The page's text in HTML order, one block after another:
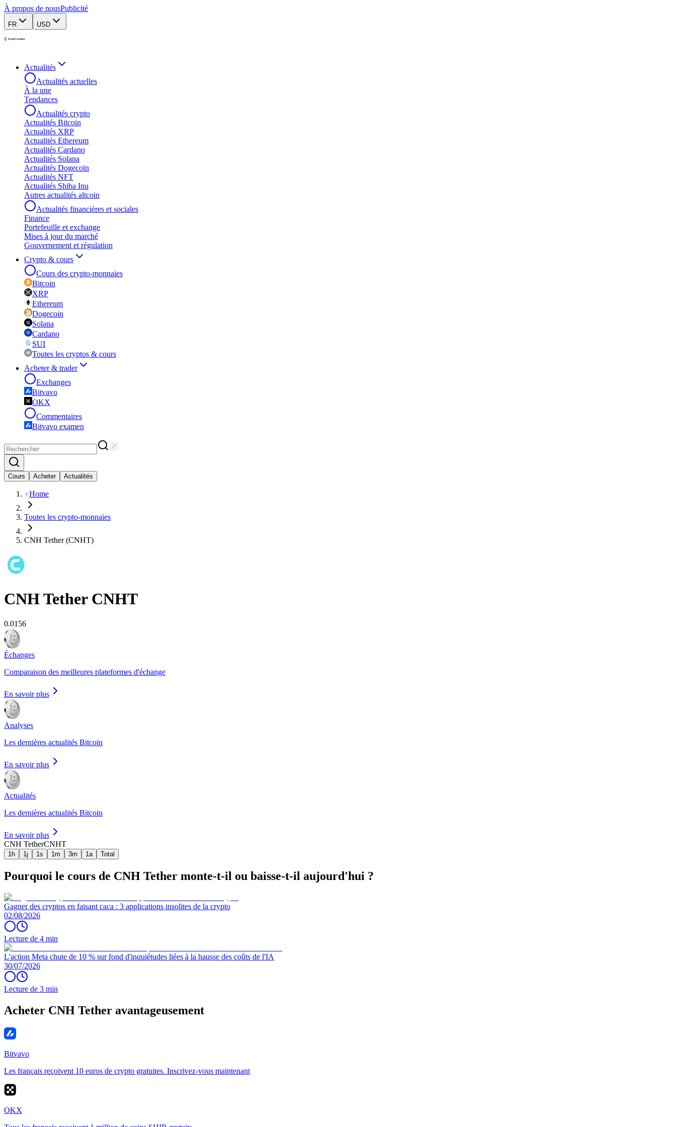
À propos de nousPublicité
FR USD
Actualités
Actualités actuelles
À la une
Tendances
Actualités crypto
Actualités Bitcoin
Actualités XRP
Actualités Ethereum
Actualités Cardano
Actualités Solana
Actualités Dogecoin
Actualités NFT
Actualités Shiba Inu
Autres actualités altcoin
Actualités financières et sociales
Finance
Portefeuille et exchange
Mises à jour du marché
Gouvernement et régulation
Crypto & cours
Cours des crypto-monnaies
Bitcoin
XRP
Ethereum
Dogecoin
Solana
Cardano
SUI
Toutes les cryptos & cours
Acheter & trader
Exchanges
Bitvavo
OKX
Commentaires
Bitvavo examen
Cours Acheter Actualités
Home
Toutes les crypto-monnaies
CNH Tether (CNHT)
CNH Tether CNHT
0.0156
Échanges
Comparaison des meilleures plateformes d'échange
En savoir plus
Analyses
Les dernières actualités Bitcoin
En savoir plus
Actualités
Les dernières actualités Bitcoin
En savoir plus
CNH TetherCNHT
1h 1j 1s 1m 3m 1a Total
Pourquoi le cours de CNH Tether monte-t-il ou baisse-t-il aujourd'hui ?
Gagner des cryptos en faisant caca : 3 applications insolites de la crypto
02/08/2026
Lecture de 4 min
L'action Meta chute de 10 % sur fond d'inquiétudes liées à la hausse des coûts de l'IA
30/07/2026
Lecture de 3 min
Acheter CNH Tether avantageusement
Bitvavo
Les français reçoivent 10 euros de crypto gratuites. Inscrivez-vous maintenant
OKX